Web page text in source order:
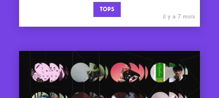
TOPS
il y a 7 mois